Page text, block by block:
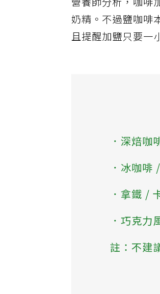
營養師分析，咖啡
奶精。不過鹽咖啡
且提醒加鹽只要一
．深焙
．冰咖
．拿鐵 /
．巧克
註：不建